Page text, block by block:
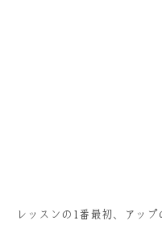
レッスンの1番最初、アップ